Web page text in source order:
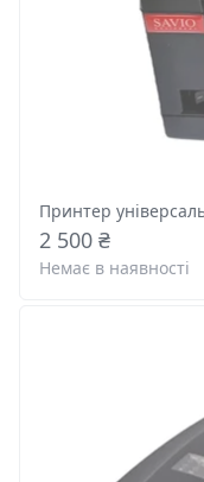
Принтер
2 500 ₴
Немає в наявності